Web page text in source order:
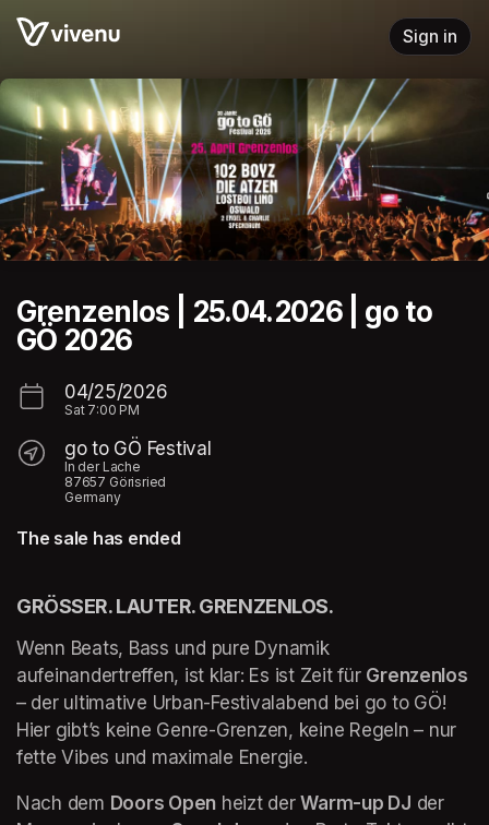
Skip header
Sign in
Grenzenlos | 25.04.2026 | go to
GÖ 2026
04/25/2026
Sat 7:00 PM
go to GÖ Festival
In der Lache
87657 Görisried
Germany
The sale has ended
GRÖSSER. LAUTER. GRENZENLOS.
Wenn Beats, Bass und pure Dynamik
aufeinandertreffen, ist klar: Es ist Zeit für
– der ultimative Urban-Festivalabend bei go to GÖ!
Hier gibt’s keine Genre-Grenzen, keine Regeln – nur
fette Vibes und maximale Energie.
Nach dem Doors Open heizt der Warm-up DJ der